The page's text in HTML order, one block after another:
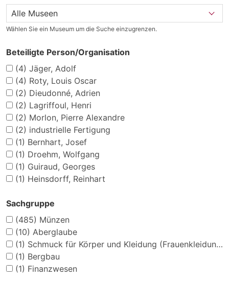
Wählen Sie ein Museum um die Suche einzugrenzen.
Beteiligte Person/Organisation
(4) Jäger, Adolf
(4) Roty, Louis Oscar
(2) Dieudonné, Adrien
(2) Lagriffoul, Henri
(2) Morlon, Pierre Alexandre
(2) industrielle Fertigung
(1) Bernhart, Josef
(1) Droehm, Wolfgang
(1) Guiraud, Georges
(1) Heinsdorff, Reinhart
Sachgruppe
(485) Münzen
(10) Aberglaube
(1) Schmuck für Körper und Kleidung (Frauenkleidung)
(1) Bergbau
(1) Finanzwesen